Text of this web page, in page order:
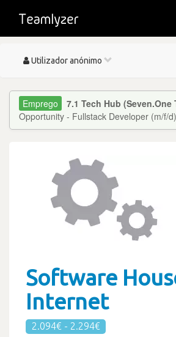
Toggle
Utilizador anónimo
7.1 Tech Hub (Seven.One
Opportunity - Fullstack Developer (m/f/d)
Software
Internet
2.094€ - 2.294€